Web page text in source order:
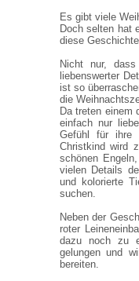
Es gibt viele
Doch selten hat
diese
Nicht nur,
liebenswerter
ist so
die
Da treten einem
einfach nur
Gefühl für ihre
Christkind wird
schönen
vielen Details
und kolorierte
suchen.
Neben der
roter
dazu noch zu
gelungen und
bereiten.